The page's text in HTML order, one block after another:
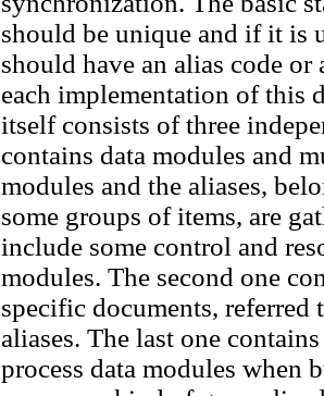
should be unique and if it is
should have an alias code
each implementation of this
itself consists of three
contains data modules and
modules and the aliases,
some groups of items, are
include some control and
modules. The second one
specific documents, referred
aliases. The last one
process data modules